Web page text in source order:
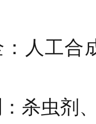
人工合
杀虫剂